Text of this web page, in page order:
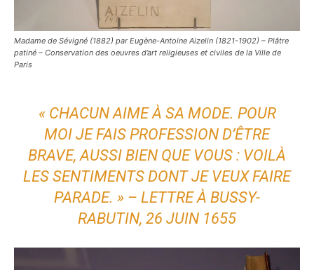
Madame de Sévigné (1882) par Eugène-Antoine Aizelin (1821-1902) – Plâtre
patiné – Conservation des oeuvres d’art religieuses et civiles de la Ville de
Paris
« CHACUN AIME À SA MODE. POUR
MOI JE FAIS PROFESSION D’ÊTRE
BRAVE, AUSSI BIEN QUE VOUS : VOILÀ
LES SENTIMENTS DONT JE VEUX FAIRE
PARADE. » – LETTRE À BUSSY-
RABUTIN, 26 JUIN 1655